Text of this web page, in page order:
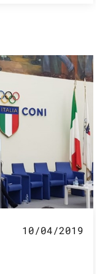
10/04/2019